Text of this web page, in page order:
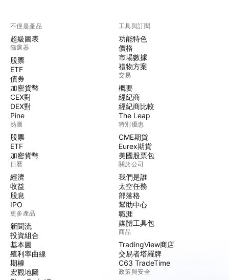
不僅是產品
超級圖表
篩選器
股票
ETF
債券
加密貨幣
CEX對
DEX對
Pine
熱圖
股票
ETF
加密貨幣
日曆
經濟
收益
股息
IPO
更多產品
新聞流
投資組合
基本圖
殖利率曲線
期權
宏觀地圖
工具與訂閱
功能特色
價格
市場數據
禮物方案
交易
概要
經紀商
經紀商比較
The Leap
特別優惠
CME期貨
Eurex期貨
美國股票包
關於公司
我們是誰
太空任務
部落格
幫助中心
職涯
媒體工具包
商品
TradingView商店
交易者塔羅牌
C63 TradeTime
政策與安全